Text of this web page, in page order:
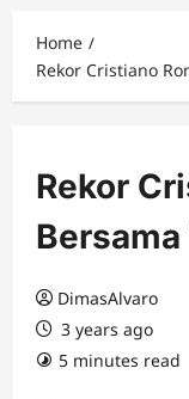
Home
Rekor Cristiano
Rekor
DimasAlvaro
3 years ago
5 minutes read